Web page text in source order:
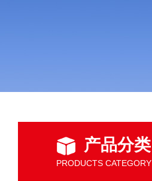
产品分类
PRODUCTS CATEGORY